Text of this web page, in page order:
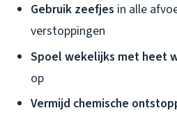
Gebruik zeefjes in alle
verstoppingen
Spoel wekelijks met heet
op
Vermijd chemische